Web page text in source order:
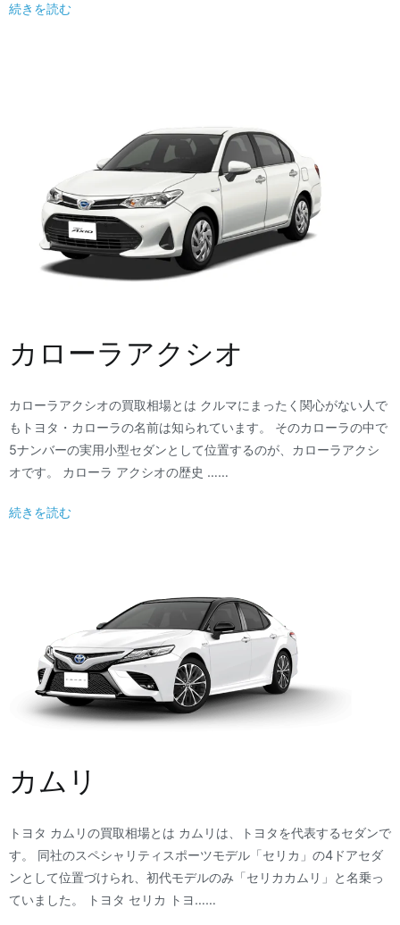
続きを読む
カローラアクシオ
カローラアクシオの買取相場とは クルマにまったく関心がない人で
もトヨタ・カローラの名前は知られています。 そのカローラの中で
5ナンバーの実用小型セダンとして位置するのが、カローラアクシ
オです。 カローラ アクシオの歴史 ……
続きを読む
カムリ
トヨタ カムリの買取相場とは カムリは、トヨタを代表するセダンで
す。 同社のスペシャリティスポーツモデル「セリカ」の4ドアセダ
ンとして位置づけられ、初代モデルのみ「セリカカムリ」と名乗っ
ていました。 トヨタ セリカ トヨ……